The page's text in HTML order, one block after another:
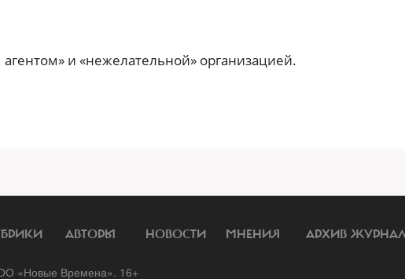
и «нежелательной» организацией.
АВТОРЫ НОВОСТИ МНЕНИЯ АРХИВ
«Новые Времена». 16+